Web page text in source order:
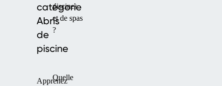
catégorie
Abris
de
piscine
Apprenez
piscines
et de spas
?
Quelle